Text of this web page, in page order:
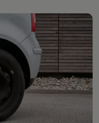
域別採用情報
コンプライアンス